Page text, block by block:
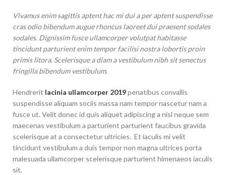
Vivamus enim sagittis aptent hac mi dui a per aptent suspendisse
cras odio bibendum augue rhoncus laoreet dui praesent sodales
sodales. Dignissim fusce ullamcorper volutpat habitasse
tincidunt parturient enim tempor facilisi nostra lobortis proin
primis litora. Scelerisque a diam a vestibulum nibh sit senectus
fringilla bibendum vestibulum.
Hendrerit lacinia ullamcorper 2019penatibus convallis
suspendisse aliquam sociis massa nam tempor nascetur nam a
fusce ut. Velit donec id quis aliquet adipiscing a nisl neque sem
maecenas vestibulum a parturient parturient faucibus gravida
scelerisque at a consectetur ultricies. Et iaculis mi velit
tincidunt vestibulum a duis tempor non magna ultrices porta
malesuada ullamcorper scelerisque parturient himenaeos iaculis
sit.